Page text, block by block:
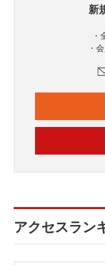
新
・
アクセスラン